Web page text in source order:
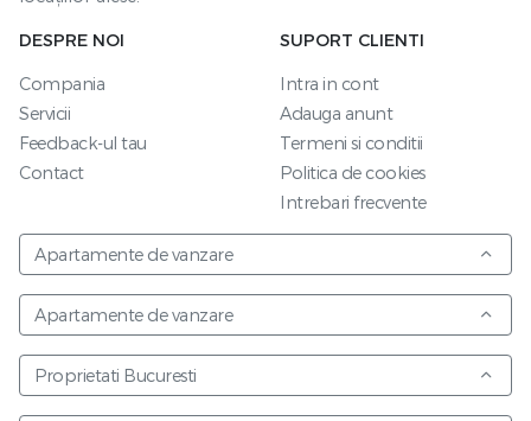
DESPRE NOI
Compania
Servicii
Feedback-ul tau
Contact
SUPORT CLIENTI
Intra in cont
Adauga anunt
Termeni si conditii
Politica de cookies
Intrebari frecvente
Apartamente de vanzare
Apartamente de vanzare
Proprietati Bucuresti